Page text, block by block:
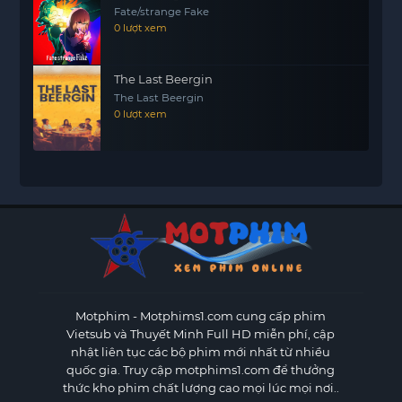
Fate/strange Fake
0 lượt xem
The Last Beergin
The Last Beergin
0 lượt xem
Motphim - Motphims1.com cung cấp phim
Vietsub và Thuyết Minh Full HD miễn phí, cập
nhật liên tục các bộ phim mới nhất từ nhiều
quốc gia. Truy cập motphims1.com để thưởng
thức kho phim chất lượng cao mọi lúc mọi nơi..